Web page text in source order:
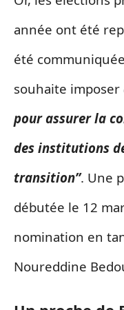
année ont été
été
souhaite imposer
pour assurer la
des institutions
transition”. Une
débutée le 12
nomination en
Noureddine